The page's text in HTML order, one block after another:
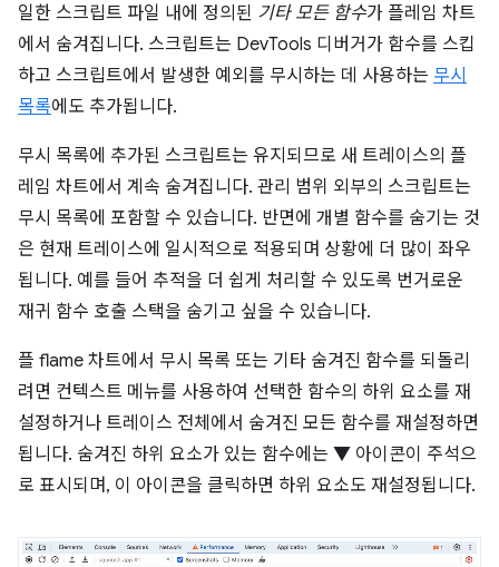
일한 스크립트 파일 내에 정의된 기타 모든 함수가 플레임 차트
에서 숨겨집니다. 스크립트는 DevTools 디버거가 함수를 스킵
하고 스크립트에서 발생한 예외를 무시하는 데 사용하는 무시
목록에도 추가됩니다.
무시 목록에 추가된 스크립트는 유지되므로 새 트레이스의 플
레임 차트에서 계속 숨겨집니다. 관리 범위 외부의 스크립트는
무시 목록에 포함할 수 있습니다. 반면에 개별 함수를 숨기는 것
은 현재 트레이스에 일시적으로 적용되며 상황에 더 많이 좌우
됩니다. 예를 들어 추적을 더 쉽게 처리할 수 있도록 번거로운
재귀 함수 호출 스택을 숨기고 싶을 수 있습니다.
플 flame 차트에서 무시 목록 또는 기타 숨겨진 함수를 되돌리
려면 컨텍스트 메뉴를 사용하여 선택한 함수의 하위 요소를 재
설정하거나 트레이스 전체에서 숨겨진 모든 함수를 재설정하면
됩니다. 숨겨진 하위 요소가 있는 함수에는 ▼ 아이콘이 주석으
로 표시되며, 이 아이콘을 클릭하면 하위 요소도 재설정됩니다.